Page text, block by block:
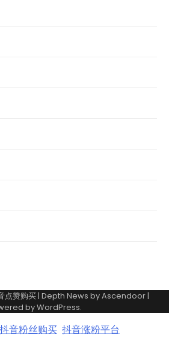
点赞购买 | Depth News byAscendoor |
byWordPress.
抖音粉丝购买 抖音涨粉平台